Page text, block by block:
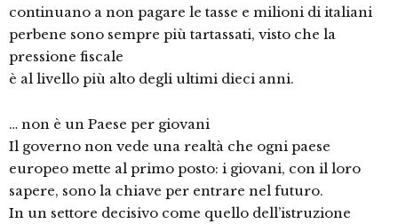
continuano a non pagare le tasse e milioni di italiani
perbene sono sempre più tartassati, visto che la
pressione fiscale
è al livello più alto degli ultimi dieci anni.
… non è un Paese per giovani
Il governo non vede una realtà che ogni paese
europeo mette al primo posto: i giovani, con il loro
sapere, sono la chiave per entrare nel futuro.
In un settore decisivo come quello dell’istruzione